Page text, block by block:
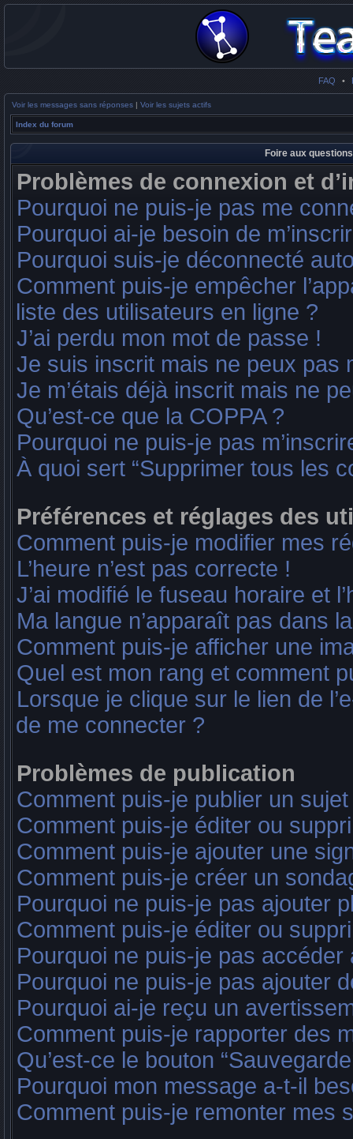
FAQ •
Voir les messages sans réponses | Voir les sujets actifs
Index du forum
Foire aux
Problèmes de connexion et
Pourquoi ne puis-je pas me
Pourquoi ai-je besoin de
Pourquoi suis-je déconnecté
Comment puis-je empêcher
liste des utilisateurs en ligne ?
J’ai perdu mon mot de passe !
Je suis inscrit mais ne peux pas
Je m’étais déjà inscrit mais ne
Qu’est-ce que la COPPA ?
Pourquoi ne puis-je pas
À quoi sert “Supprimer tous les
Préférences et réglages des
Comment puis-je modifier mes
L’heure n’est pas correcte !
J’ai modifié le fuseau horaire et
Ma langue n’apparaît pas dans
Comment puis-je afficher une
Quel est mon rang et comment
Lorsque je clique sur le lien de
de me connecter ?
Problèmes de publication
Comment puis-je publier un
Comment puis-je éditer ou
Comment puis-je ajouter une
Comment puis-je créer un
Pourquoi ne puis-je pas ajouter
Comment puis-je éditer ou
Pourquoi ne puis-je pas accéder
Pourquoi ne puis-je pas ajouter
Pourquoi ai-je reçu un
Comment puis-je rapporter des
Qu’est-ce le bouton
Pourquoi mon message a-t-il
Comment puis-je remonter mes